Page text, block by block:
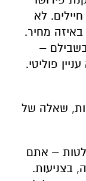
לא
מחיר.
–
פוליטי.
שאלה של
– אתם
בצניעות.